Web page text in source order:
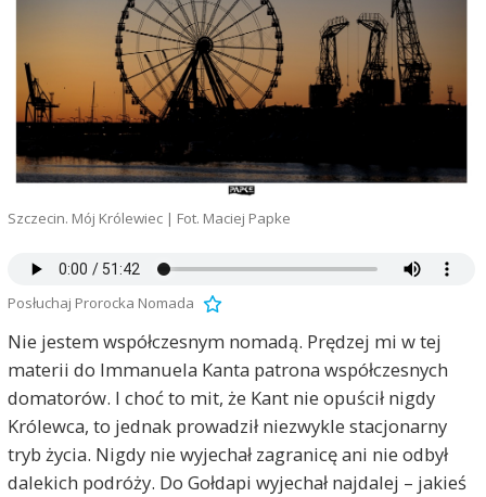
Szczecin. Mój Królewiec | Fot. Maciej Papke
Posłuchaj Prorocka Nomada
Nie jestem współczesnym nomadą. Prędzej mi w tej
materii do Immanuela Kanta patrona współczesnych
domatorów. I choć to mit, że Kant nie opuścił nigdy
Królewca, to jednak prowadził niezwykle stacjonarny
tryb życia. Nigdy nie wyjechał zagranicę ani nie odbył
dalekich podróży. Do Gołdapi wyjechał najdalej – jakieś